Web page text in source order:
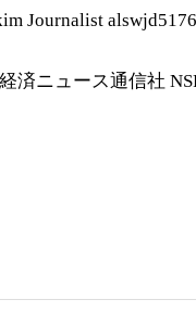
Journalist
ニュース通信社